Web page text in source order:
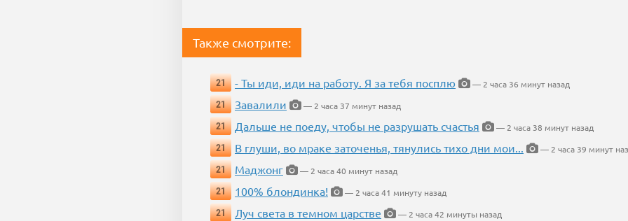
Также смотрите:
21 - Ты иди, иди на работу. Я за тебя посплю
— 2 часа 36 минут назад
21
Завалили
— 2 часа 37 минут назад
21
Дальше не поеду, чтобы не разрушать счастья
— 2 часа 38 минут назад
21
В глуши, во мраке заточенья, тянулись тихо дни мои...
— 2 часа 39 минут
21
Маджонг
— 2 часа 40 минут назад
21
100% блондинка!
— 2 часа 41 минуту назад
21
Луч света в темном царстве
— 2 часа 42 минуты назад